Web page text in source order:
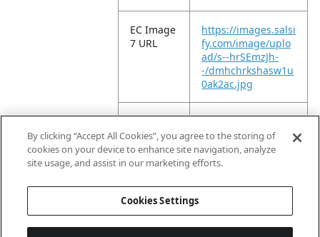
EC Image
7 URL
https://images.salsi
fy.com/image/uplo
ad/s--hrSEmzJh-
-/dmhchrkshasw1u
0ak2ac.jpg
EC Image
8 URL
https://images.salsi
fy.com/image/uplo
ad/s--1-Cz8rdU-
-/zd6yytjknj2juqpm
By clicking “Accept All Cookies”, you agree to the storing of
cookies on your device to enhance site navigation, analyze
site usage, and assist in our marketing efforts.
Cookies Settings